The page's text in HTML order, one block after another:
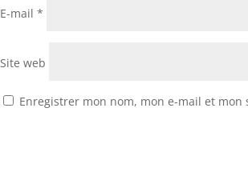
E-mail *
Site web
Enregistrer mon nom, mon e-mail et